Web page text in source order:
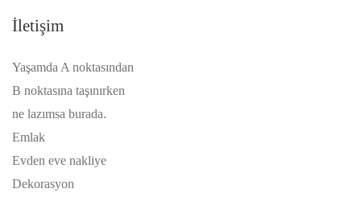
İletişim
Yaşamda A noktasından
B noktasına taşınırken
ne lazımsa burada.
Emlak
Evden eve nakliye
Dekorasyon